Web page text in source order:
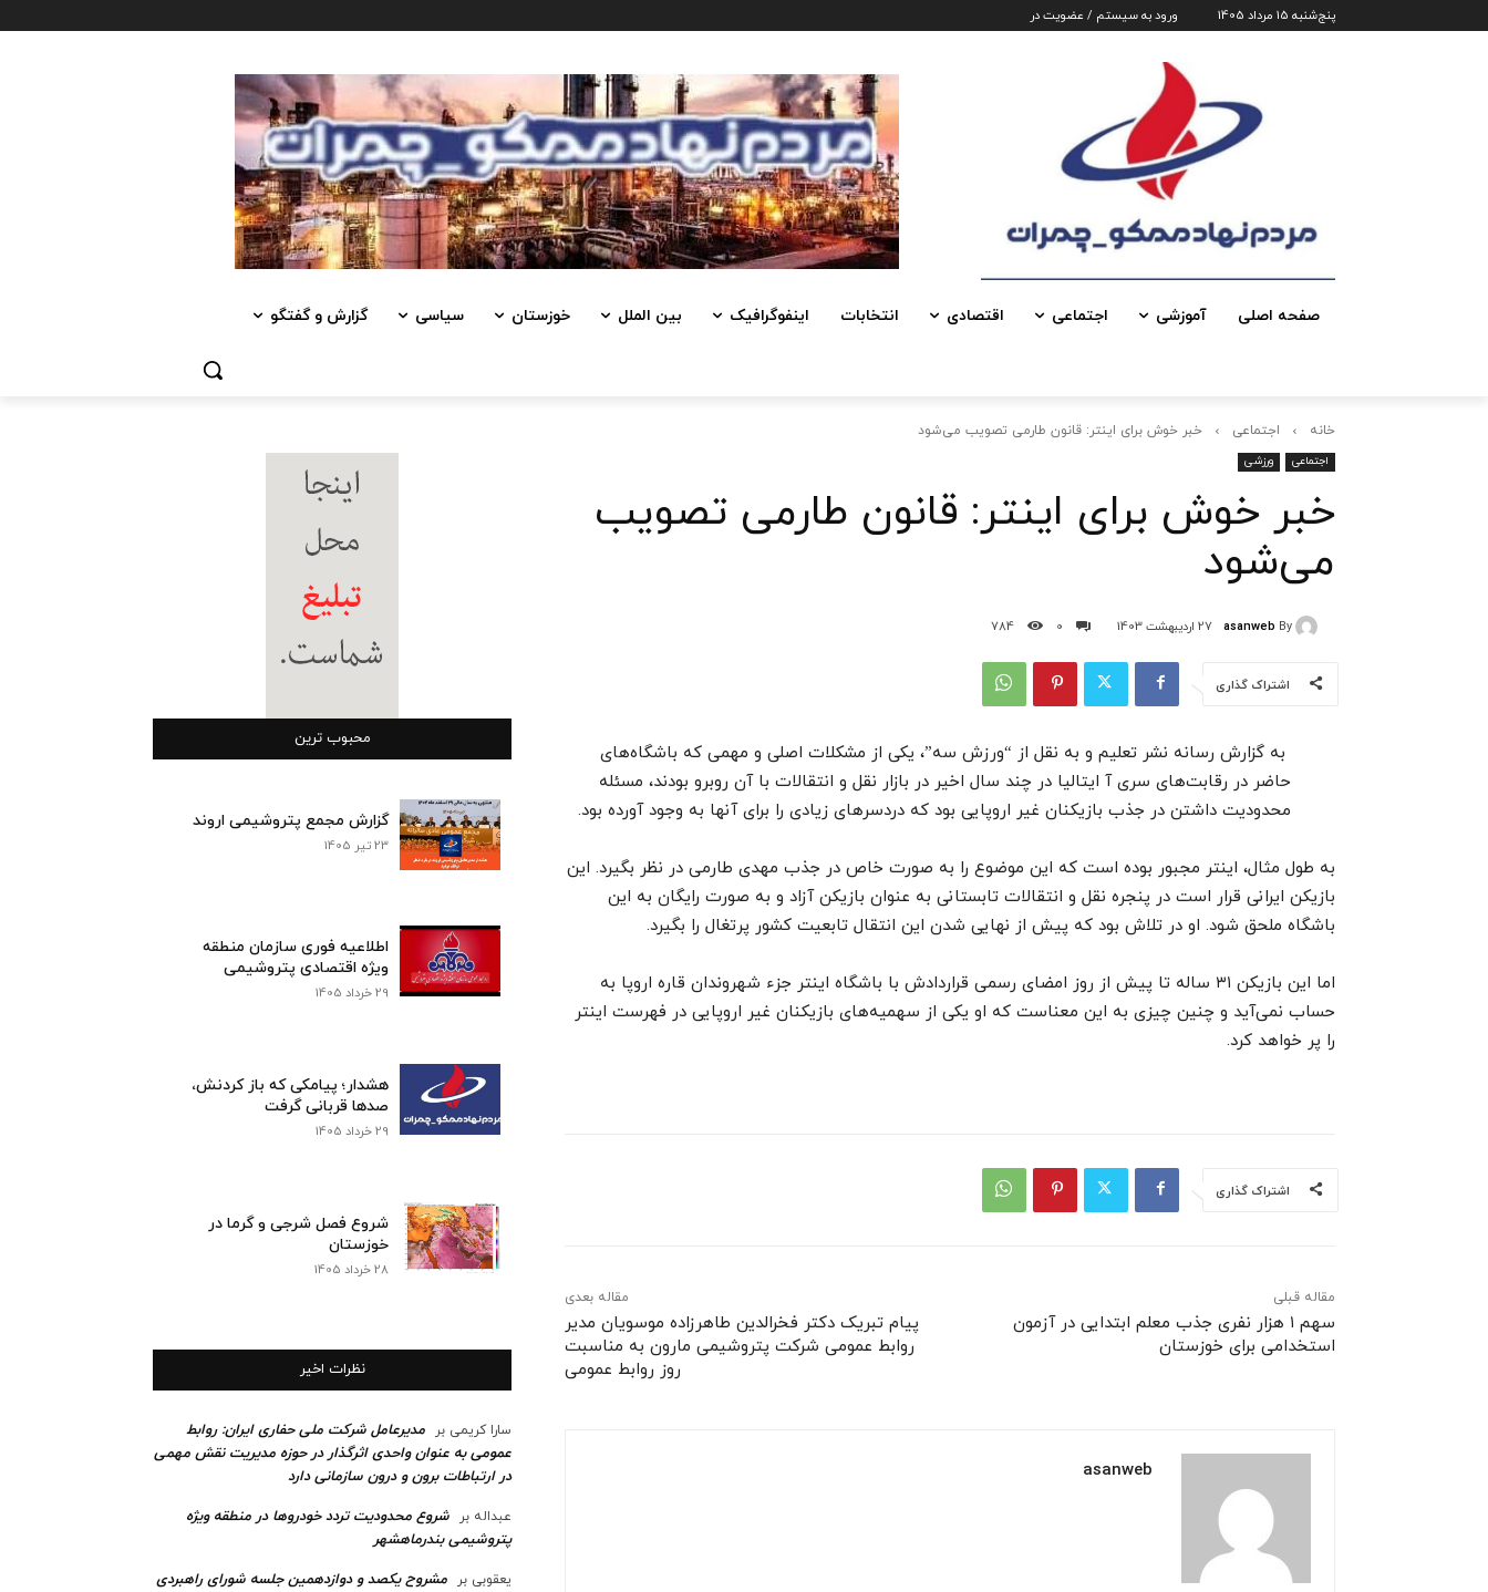
پنج‌شنبه 15 مرداد 1405 ورود به سیستم / عضویت در
صفحه اصلی آموزشی اجتماعی اقتصادی انتخابات اینفوگرافیک بین الملل خوزستان سیاسی گزارش و گفتگو
خانه اجتماعی خبر خوش برای اینتر: قانون طارمی تصویب می‌شود
اجتماعی ورزشی
خبر خوش برای اینتر: قانون طارمی تصویب
می‌شود
By
asanweb 27 اردیبهشت 1403 0
784
اشتراک گذاری
به گزارش رسانه نشر تعلیم و به نقل از “ورزش سه”، یکی از مشکلات اصلی و مهمی که باشگاه‌های
حاضر در رقابت‌های سری آ ایتالیا در چند سال اخیر در بازار نقل و انتقالات با آن روبرو بودند، مسئله
محدودیت داشتن در جذب بازیکنان غیر اروپایی بود که دردسرهای زیادی را برای آنها به وجود آورده بود.
به طول مثال، اینتر مجبور بوده است که این موضوع را به صورت خاص در جذب مهدی طارمی در نظر بگیرد. این
بازیکن ایرانی قرار است در پنجره نقل و انتقالات تابستانی به عنوان بازیکن آزاد و به صورت رایگان به این
باشگاه ملحق شود. او در تلاش بود که پیش از نهایی شدن این انتقال تابعیت کشور پرتغال را بگیرد.
اما این بازیکن ۳۱ ساله تا پیش از روز امضای رسمی قراردادش با باشگاه اینتر جزء شهروندان قاره اروپا به
حساب نمی‌آید و چنین چیزی به این معناست که او یکی از سهمیه‌های بازیکنان غیر اروپایی در فهرست اینتر
را پر خواهد کرد.
اشتراک گذاری
مقاله قبلی
سهم ۱ هزار نفری جذب معلم ابتدایی در آزمون
استخدامی برای خوزستان
مقاله بعدی
پیام تبریک دکتر فخرالدین طاهرزاده موسویان مدیر
روابط عمومی شرکت پتروشیمی مارون به مناسبت
روز روابط عمومی
asanweb
محبوب ترین
گزارش مجمع پتروشیمی اروند
23 تیر 1405
اطلاعیه فوری سازمان منطقه
ویژه اقتصادی پتروشیمی
29 خرداد 1405
هشدار؛ پیامکی که باز کردنش،
صدها قربانی گرفت
29 خرداد 1405
شروع فصل شرجی و گرما در
خوزستان
28 خرداد 1405
نظرات اخیر
سارا کریمی بر
مدیرعامل شرکت ملی حفاری ایران: روابط
عمومی به عنوان واحدی اثرگذار در حوزه مدیریت نقش مهمی
در ارتباطات برون و درون سازمانی دارد
عبداله بر
شروع محدودیت تردد خودروها در منطقه ویژه
پتروشیمی بندرماهشهر
یعقوبی بر
مشروح یکصد و دوازدهمین جلسه شورای راهبردی